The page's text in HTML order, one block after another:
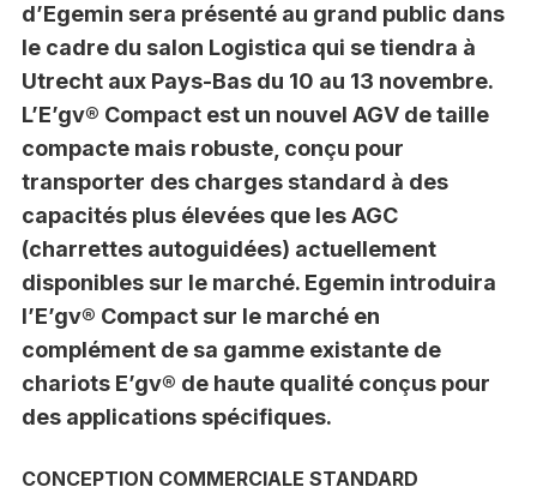
d’Egemin sera présenté au grand public dans
le cadre du salon Logistica qui se tiendra à
Utrecht aux Pays-Bas du 10 au 13 novembre.
L’E’gv® Compact est un nouvel AGV de taille
compacte mais robuste, conçu pour
transporter des charges standard à des
capacités plus élevées que les AGC
(charrettes autoguidées) actuellement
disponibles sur le marché. Egemin introduira
l’E’gv® Compact sur le marché en
complément de sa gamme existante de
chariots E’gv® de haute qualité conçus pour
des applications spécifiques.
CONCEPTION COMMERCIALE STANDARD